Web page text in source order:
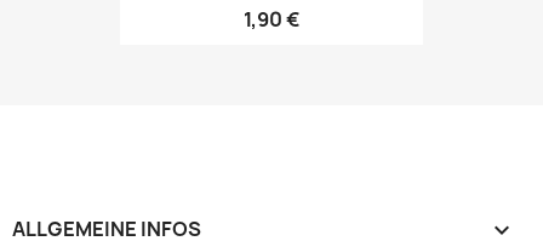
1,90 €
ALLGEMEINE INFOS 